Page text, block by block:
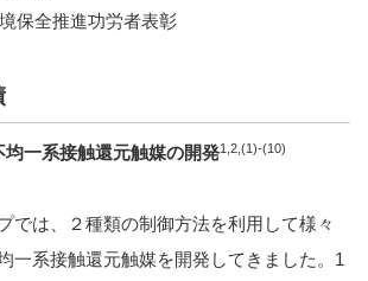
保全推進功労者表彰
均一系接触還元触媒の開発1,2,(1)-(10)
では、２種類の制御方法を利用して様々
一系接触還元触媒を開発してきました。1